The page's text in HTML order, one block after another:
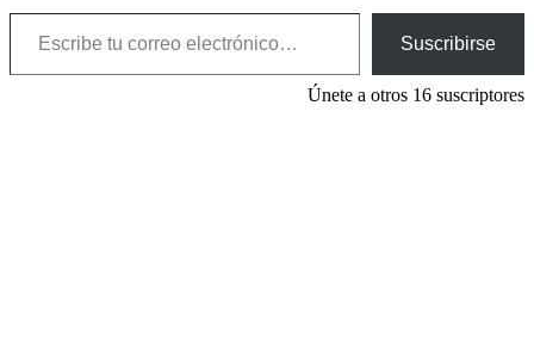
Escribe tu correo electrónico…
Suscribirse
Únete a otros 16 suscriptores